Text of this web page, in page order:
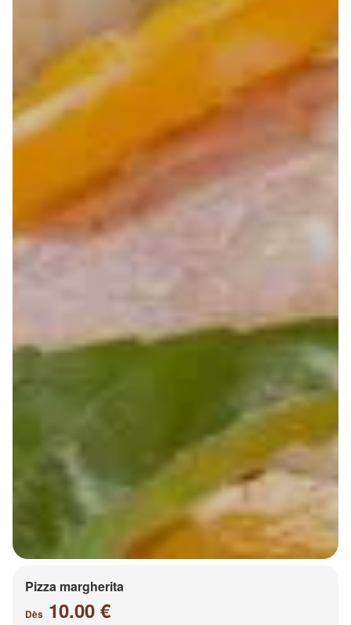
Pizza margherita
Dès 10.00 €